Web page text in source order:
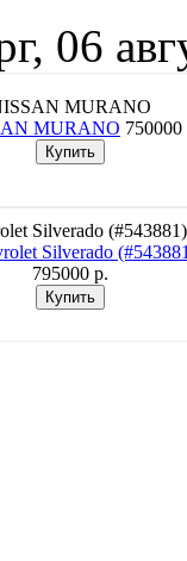
06
MURANO
750000
Silverado (#543881)
795000 p.